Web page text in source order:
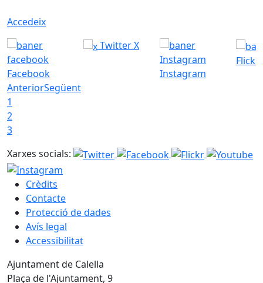
Accedeix
Facebook
Twitter X
Instagram
Flickr
AnteriorSegüent
1
2
3
Xarxes socials:
Crèdits
Contacte
Protecció de dades
Avís legal
Accessibilitat
Ajuntament de Calella
Plaça de l'Ajuntament, 9